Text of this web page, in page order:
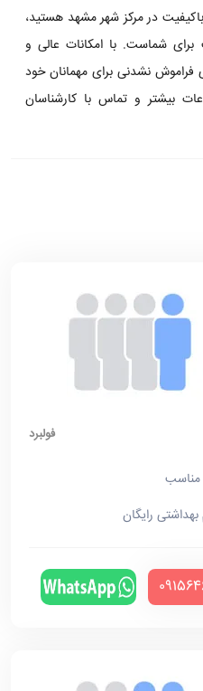
در مرکز شهر مشهد هستید،
شماست. با امکانات عالی و
نشدنی برای مهمانان خود
بیشتر و تماس با کارشناسان
فولبرد
بهداشتی رایگان